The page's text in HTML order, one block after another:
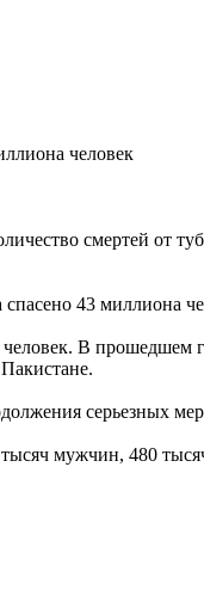
человек
смертей от
43 миллиона
В
серьезных
мужчин, 480